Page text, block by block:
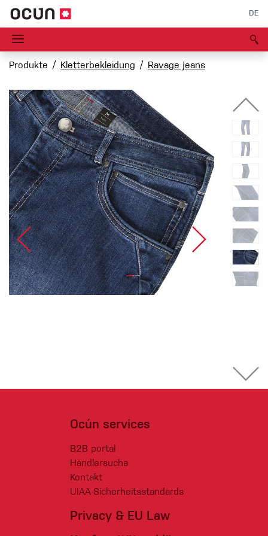
DE
Produkte Kletterbekleidung Ravage jeans
Ocún services
B2B portal
Händlersuche
Kontakt
UIAA-Sicherheitsstandards
Privacy & EU Law